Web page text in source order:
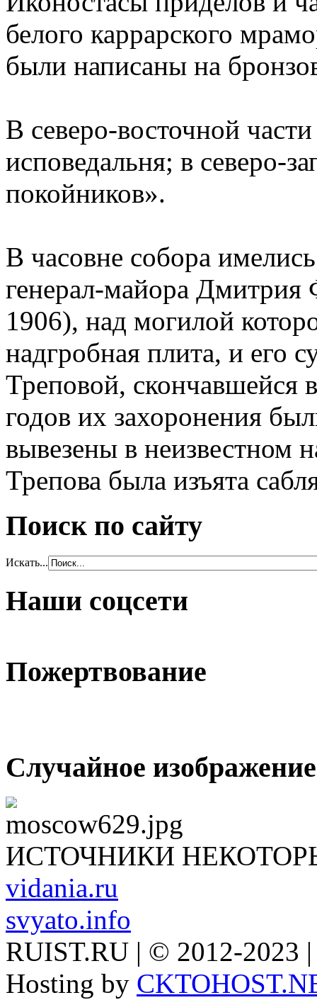
белого каррарского
были написаны на
В северо-восточной
исповедальня; в северо-
покойников».
В часовне собора
генерал-майора Дмитрия
1906), над могилой
надгробная плита, и его
Треповой, скончавшейся
годов их захоронения
вывезены в неизвестном
Трепова была изъята
Поиск по сайту
Искать...
Наши соцсети
Пожертвование
Случайное изображение
ИСТОЧНИКИ
vidania.ru
svyato.info
RUIST.RU | © 2012-2023
Hosting by